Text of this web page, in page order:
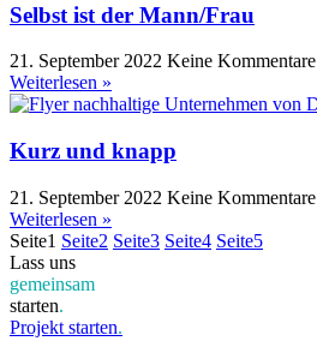
Selbst ist der Mann/Frau
21. September 2022 Keine Kommentare
Weiterlesen »
Kurz und knapp
21. September 2022 Keine Kommentare
Weiterlesen »
Seite1 Seite2 Seite3 Seite4 Seite5
Lass uns
gemeinsam
starten.
Projekt starten.